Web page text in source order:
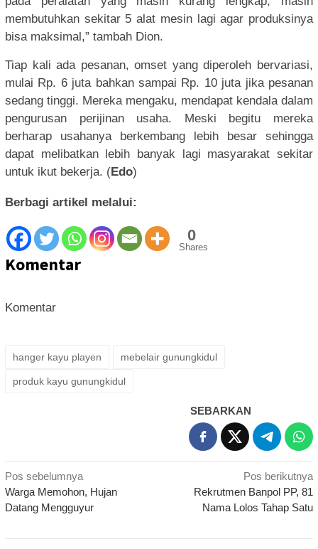
membutuhkan sekitar 5 alat mesin lagi agar produksinya
bisa maksimal,” tambah Dion.
Tiap kali ada pesanan, omset yang diperoleh bervariasi,
mulai Rp. 6 juta bahkan sampai Rp. 10 juta jika pesanan
sedang tinggi. Mereka mengaku, mendapat kendala dalam
pengurusan perijinan usaha. Meski begitu mereka
berharap usahanya berkembang lebih besar sehingga
dapat melibatkan lebih banyak lagi masyarakat sekitar
untuk ikut bekerja. (Edo)
Berbagi artikel melalui:
0
Shares
Komentar
Komentar
hanger kayu playen mebelair gunungkidul
produk kayu gunungkidul
SEBARKAN
Navigasi
pos
Pos sebelumnya
Warga Memohon, Hujan
Datang Mengguyur
Pos berikutnya
Rekrutmen Banpol PP, 81
Nama Lolos Tahap Satu